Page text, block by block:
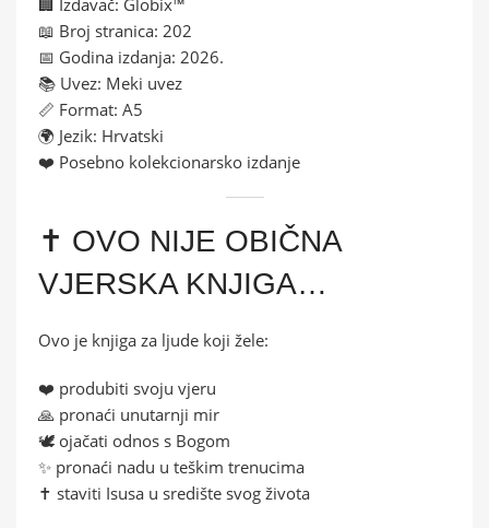
📖 Broj stranica: 202
📅 Godina izdanja: 2026.
📚 Uvez: Meki uvez
📏 Format: A5
🌍 Jezik: Hrvatski
❤️ Posebno kolekcionarsko izdanje
✝️ OVO NIJE OBIČNA
VJERSKA KNJIGA…
Ovo je knjiga za ljude koji žele:
❤️ produbiti svoju vjeru
🙏 pronaći unutarnji mir
🕊️ ojačati odnos s Bogom
✨ pronaći nadu u teškim trenucima
✝️ staviti Isusa u središte svog života